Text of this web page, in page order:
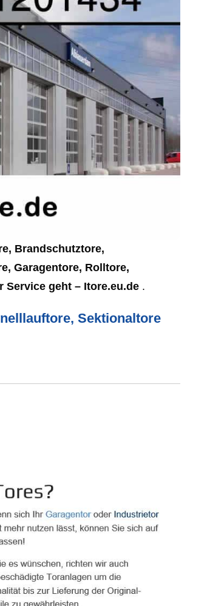
Brandschutztore,
Garagentore, Rolltore,
Service geht – Itore.eu.de .
Sektionaltore